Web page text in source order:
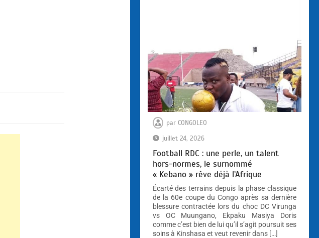
par CONGOLEO
juillet 24, 2026
Football RDC : une perle, un talent
hors-normes, le surnommé
« Kebano » rêve déjà l’Afrique
Écarté des terrains depuis la phase classique
de la 60e coupe du Congo après sa dernière
blessure contractée lors du choc DC Virunga
vs OC Muungano, Ekpaku Masiya Doris
comme c’est bien de lui qu’il s’agit poursuit ses
soins à Kinshasa et veut revenir dans […]